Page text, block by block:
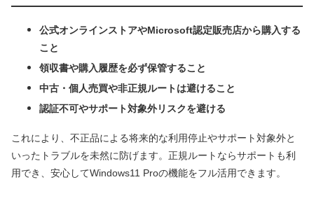
公式オンラインストアやMicrosoft認定販売店から購入する
こと
領収書や購入履歴を必ず保管すること
中古・個人売買や非正規ルートは避けること
認証不可やサポート対象外リスクを避ける
これにより、不正品による将来的な利用停止やサポート対象外と
いったトラブルを未然に防げます。正規ルートならサポートも利
用でき、安心してWindows11 Proの機能をフル活用できます。